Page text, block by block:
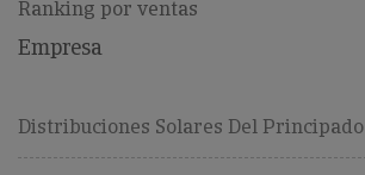
Ranking por ventas
Empresa
Distribuciones Solares Del Principado